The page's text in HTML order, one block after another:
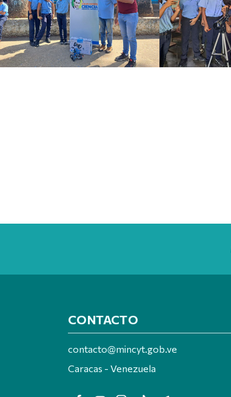
CONTACTO
contacto@mincyt.gob.ve
Caracas - Venezuela